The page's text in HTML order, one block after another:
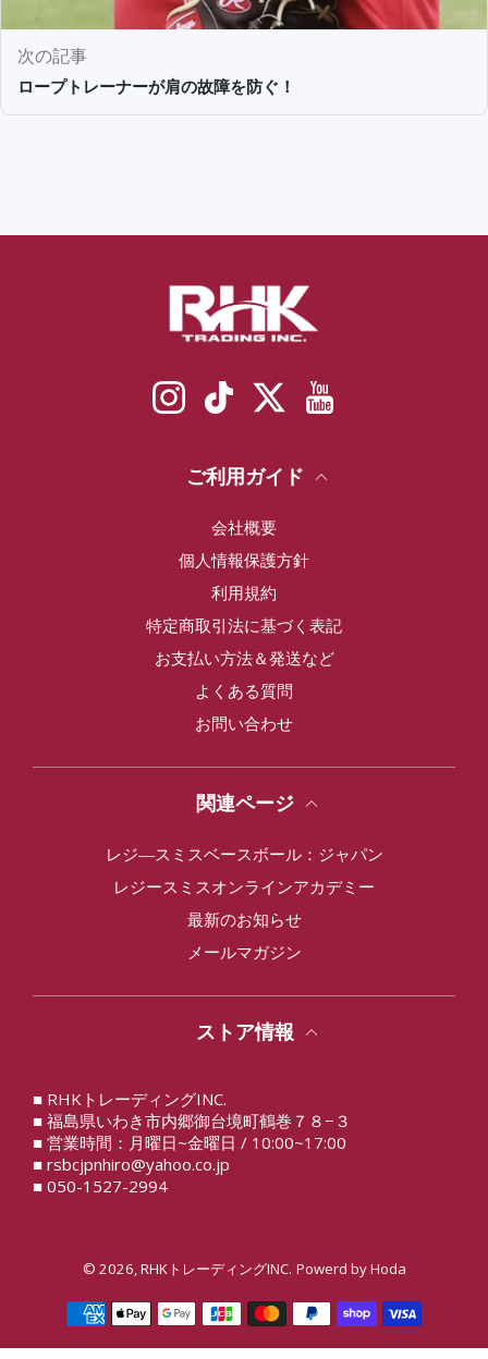
次の記事
ロープトレーナーが肩の故障を防ぐ！
InstagramTikTok Twitter
ご利用ガイド
会社概要
個人情報保護方針
利用規約
特定商取引法に基づく表記
お支払い方法＆発送など
よくある質問
お問い合わせ
関連ページ
レジ―スミスベースボール：ジャパン
レジースミスオンラインアカデミー
最新のお知らせ
メールマガジン
ストア情報
■ RHKトレーディングINC.
■ 福島県いわき市内郷御台境町鶴巻７８−３
■ 営業時間：月曜日~金曜日 / 10:00~17:00
■ rsbcjpnhiro@yahoo.co.jp
■ 050-1527-2994
© 2026,RHKトレーディングINC. Powerd byHoda
決済方法